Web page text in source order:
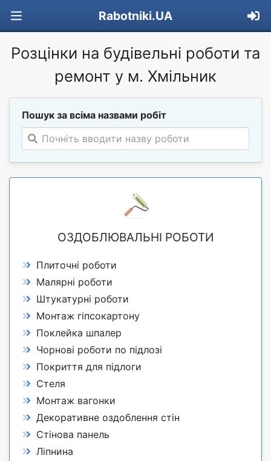
Rabotniki.UA
Розцінки на будівельні роботи та
ремонт у м. Хмільник
Пошук за всіма назвами робіт
Почніть вводити назву роботи
ОЗДОБЛЮВАЛЬНІ РОБОТИ
Плиточні роботи
Малярні роботи
Штукатурні роботи
Монтаж гіпсокартону
Поклейка шпалер
Чорнові роботи по підлозі
Покриття для підлоги
Стеля
Монтаж вагонки
Декоративне оздоблення стін
Стінова панель
Ліпнина